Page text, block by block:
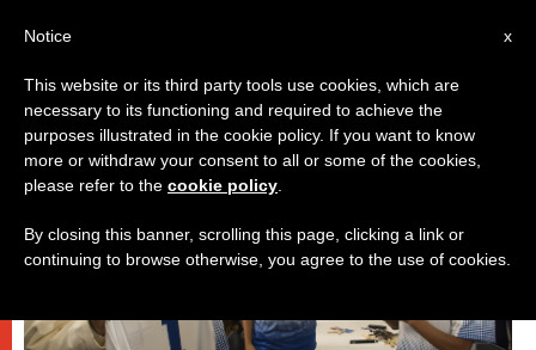
باباوات
x
Notice
This website or its third party tools use cookies, which are
necessary to its functioning and required to achieve the
purposes illustrated in the cookie policy. If you want to know
more or withdraw your consent to all or some of the cookies,
please refer to the cookie policy
By closing this banner, scrolling this page, clicking a link or
continuing to browse otherwise, you agree to the use of cookies.